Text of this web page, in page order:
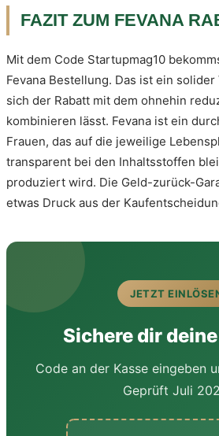
FAZIT ZUM FEVANA
Mit dem Code Startupmag10
Fevana Bestellung. Das ist ein
sich der Rabatt mit dem ohnehin
kombinieren lässt. Fevana ist ein
Frauen, das auf die jeweilige
transparent bei den Inhaltsstoffen
produziert wird. Die Geld-zurück-
etwas Druck aus der
JETZT
Sichere dir
Code an der Kasse eingeben
Geprüft Juli